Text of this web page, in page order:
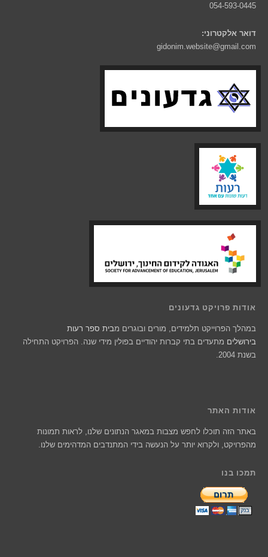
054-593-0445
דואר אלקטרוני:
gidonim.website@gmail.com
אודות פרויקט גדעונים
במהלך הפרוייקט תלמידים, מורים ובוגרים מבית ספר רעות
בירושלים מתעדים בתי קברות יהודיים בפולין מידי שנה. הפרויקט התחילה
בשנת 2004.
אודות האתר
באתר הזה תוכלו לחפש מצבות במאגר הנתונים שלנו, לראות תמונות
מהפרויקט, ולקרוא יותר על הנעשה בידי המתנדבים המדהימים שלנו.
תמכו בנו